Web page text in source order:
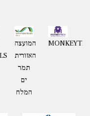
MONKEYTECH
קבוצת
גאון